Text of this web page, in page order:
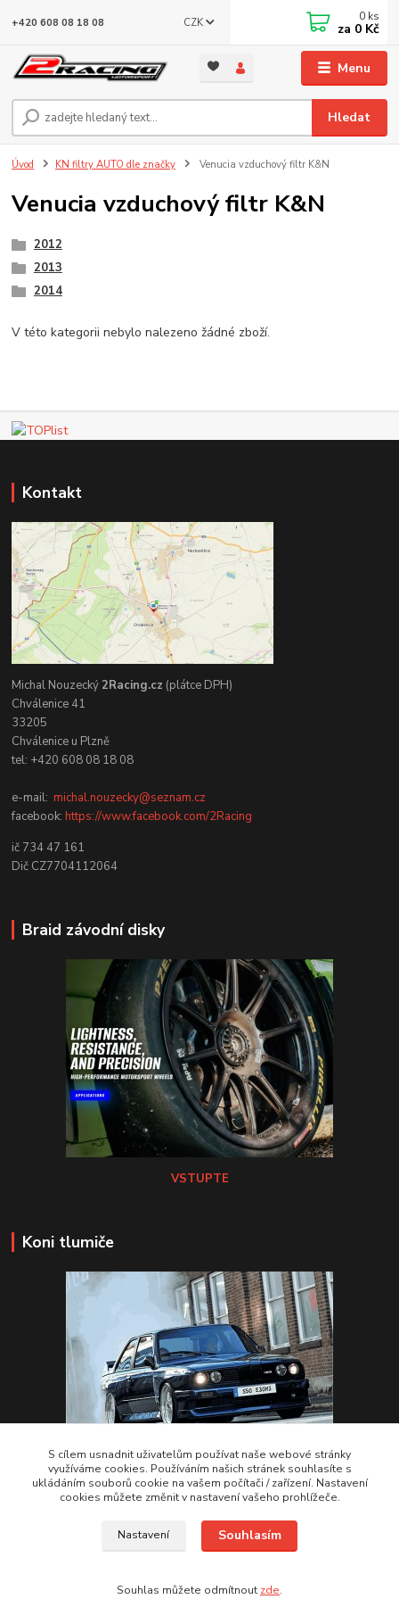
Menu
CZK
Hledat
+420 608 08 18 08 0 ks
za 0 Kč
Úvod KN filtry AUTO dle značky Venucia vzduchový filtr K&N
Venucia vzduchový filtr K&N
2012
2013
2014
V této kategorii nebylo nalezeno žádné zboží.
Kontakt
Michal Nouzecký2Racing.cz (plátce DPH)
Chválenice 41
33205
Chválenice u Plzně
tel: +420 608 08 18 08
e-mail:michal.nouzecky@seznam.cz
facebook:https://www.facebook.com/2Racing
ič 734 47 161
Dič CZ7704112064
Braid závodní disky
VSTUPTE
Koni tlumiče
VSTUPTE Koni tlumiče
by 2Racing.cz 2012-2026
S cílem usnadnit uživatelům používat naše webové stránky
využíváme cookies. Používáním našich stránek souhlasíte s
ukládáním souborů cookie na vašem počítači / zařízení. Nastavení
cookies můžete změnit v nastavení vašeho prohlížeče.
Nastavení Souhlasím
Souhlas můžete odmítnout zde.